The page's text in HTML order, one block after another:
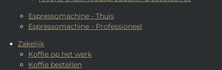
Espressomachine - Thuis
Espressomachine - Professioneel
Zakelijk
Koffie op het werk
Koffie bestellen